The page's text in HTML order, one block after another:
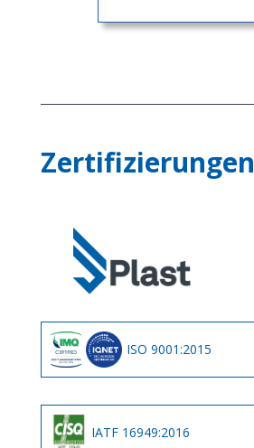
Zertifizierungen
ISO 9001:2015
IATF 16949:2016